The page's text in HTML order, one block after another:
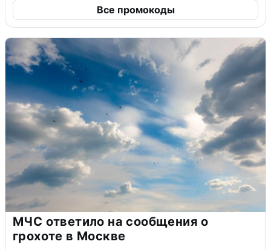
Все промокоды
МЧС ответило на сообщения о
грохоте в Москве